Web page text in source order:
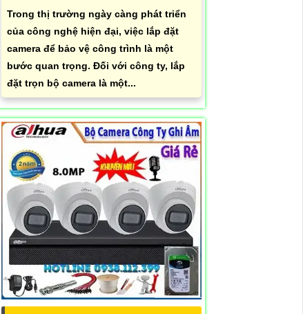
Trong thị trường ngày càng phát triển
của công nghệ hiện đại, việc lắp đặt
camera để bảo vệ công trình là một
bước quan trọng. Đối với công ty, lắp
đặt trọn bộ camera là một...